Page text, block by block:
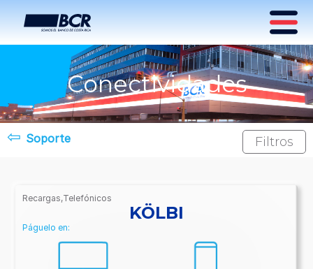
Conectividades
⇦ Soporte Filtros
Recargas,Telefónicos
/BancoBCR-
Contenido/Conectividades/Recargas,/
KÖLBI
Páguelo en: